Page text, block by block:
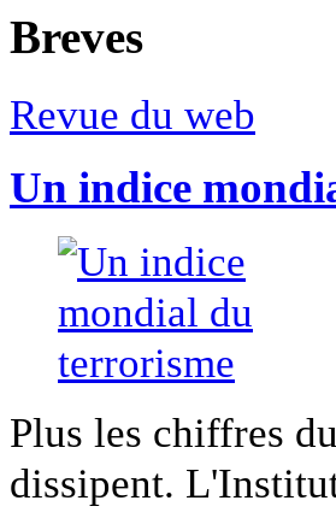
Breves
Revue du web
Un indice
Plus les chiffres
dissipent.